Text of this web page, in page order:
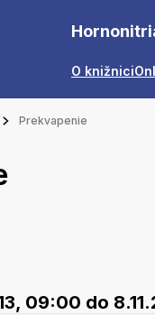
O knižnici
Prekvapenie
09:00 do